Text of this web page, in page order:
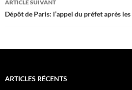
ARTICLE SUIVANT
Dépôt de Paris: l’appel du préfet après
ARTICLES RÉCENTS